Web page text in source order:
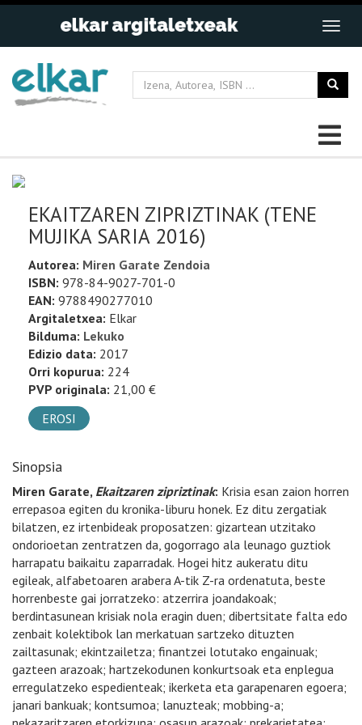
EKAITZAREN ZIPRIZTINAK (TENE
MUJIKA SARIA 2016)
Autorea: Miren Garate Zendoia
ISBN: 978-84-9027-701-0
EAN: 9788490277010
Argitaletxea: Elkar
Bilduma: Lekuko
Edizio data: 2017
Orri kopurua: 224
PVP originala: 21,00 €
EROSI
Sinopsia
Miren Garate, Ekaitzaren zipriztinak: Krisia esan zaion horren
errepasoa egiten du kronika-liburu honek. Ez ditu zergatiak
bilatzen, ez irtenbideak proposatzen: gizartean utzitako
ondorioetan zentratzen da, gogorrago ala leunago guztiok
harrapatu baikaitu zaparradak. Hogei hitz aukeratu ditu
egileak, alfabetoaren arabera A-tik Z-ra ordenatuta, beste
horrenbeste gai jorratzeko: atzerrira joandakoak;
berdintasunean krisiak nola eragin duen; dibertsitate falta edo
zenbait kolektibok lan merkatuan sartzeko dituzten
zailtasunak; ekintzailetza; finantzei lotutako engainuak;
gazteen arazoak; hartzekodunen konkurtsoak eta enplegua
erregulatzeko espedienteak; ikerketa eta garapenaren egoera;
janari bankuak; kontsumoa; lanuzteak; mobbing-a;